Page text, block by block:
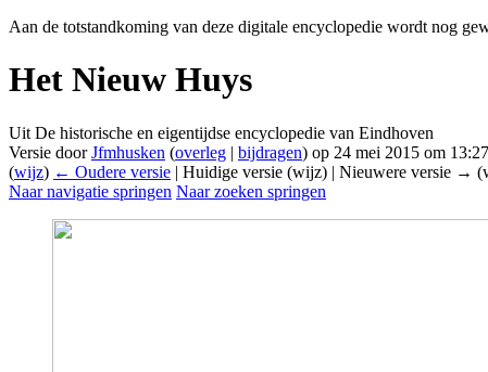
Aan de totstandkoming van deze digitale encyclopedie wordt nog
Het Nieuw Huys
Uit De historische en eigentijdse encyclopedie van Eindhoven
Versie doorJfmhusken (overleg | bijdragen) op 24 mei 2015 om 13:27
(wijz) ← Oudere versie | Huidige versie (wijz) | Nieuwere versie →
Naar navigatie springen Naar zoeken springen